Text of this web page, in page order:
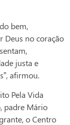
bem,
Deus no coração
justa e
afirmou.
Pela Vida
padre Mário
o Centro